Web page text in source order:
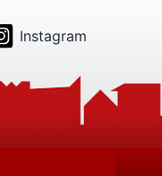
Instagram